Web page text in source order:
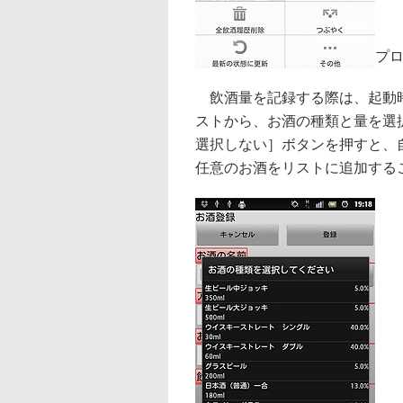
プ
飲酒量を記録する際は、起動
ストから、お酒の種類と量を
選択しない］ボタンを押すと
任意のお酒をリストに追加する